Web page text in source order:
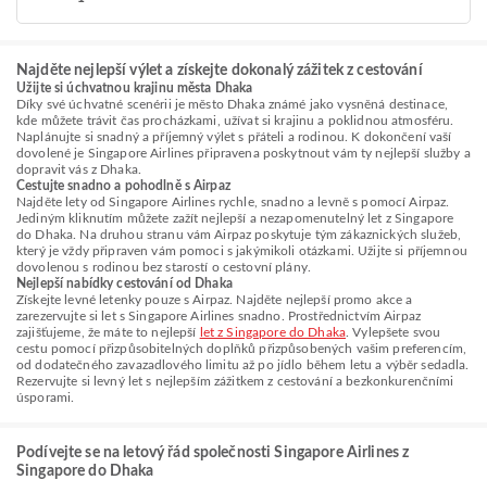
Najděte nejlepší výlet a získejte dokonalý zážitek z cestování
Užijte si úchvatnou krajinu města Dhaka
Díky své úchvatné scenérii je město Dhaka známé jako vysněná destinace,
kde můžete trávit čas procházkami, užívat si krajinu a poklidnou atmosféru.
Naplánujte si snadný a příjemný výlet s přáteli a rodinou. K dokončení vaší
dovolené je Singapore Airlines připravena poskytnout vám ty nejlepší služby a
dopravit vás z Dhaka.
Cestujte snadno a pohodlně s Airpaz
Najděte lety od Singapore Airlines rychle, snadno a levně s pomocí Airpaz.
Jediným kliknutím můžete zažít nejlepší a nezapomenutelný let z Singapore
do Dhaka. Na druhou stranu vám Airpaz poskytuje tým zákaznických služeb,
který je vždy připraven vám pomoci s jakýmikoli otázkami. Užijte si příjemnou
dovolenou s rodinou bez starostí o cestovní plány.
Nejlepší nabídky cestování od Dhaka
Získejte levné letenky pouze s Airpaz. Najděte nejlepší promo akce a
zarezervujte si let s Singapore Airlines snadno. Prostřednictvím Airpaz
zajišťujeme, že máte to nejlepší let z Singapore do Dhaka . Vylepšete svou
cestu pomocí přizpůsobitelných doplňků přizpůsobených vašim preferencím,
od dodatečného zavazadlového limitu až po jídlo během letu a výběr sedadla.
Rezervujte si levný let s nejlepším zážitkem z cestování a bezkonkurenčními
úsporami.
Podívejte se na letový řád společnosti Singapore Airlines z
Singapore do Dhaka